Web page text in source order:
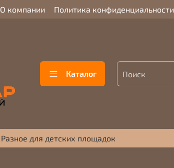
О компании Политика конфиденциальности
Каталог
Разное для детских площадок